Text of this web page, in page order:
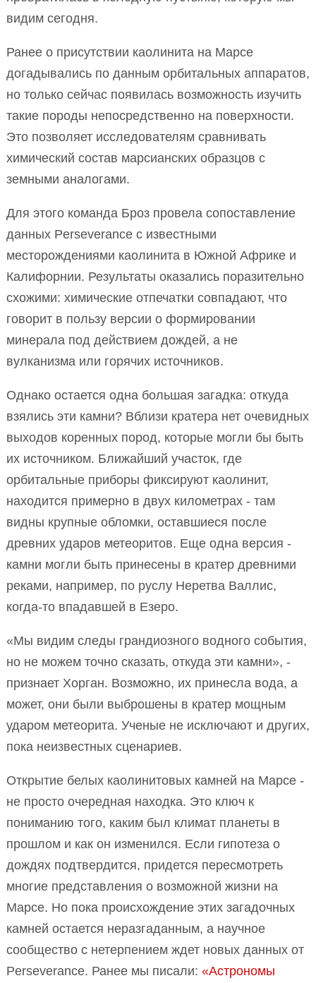
видим сегодня.
Ранее о присутствии каолинита на Марсе
догадывались по данным орбитальных аппаратов,
но только сейчас появилась возможность изучить
такие породы непосредственно на поверхности.
Это позволяет исследователям сравнивать
химический состав марсианских образцов с
земными аналогами.
Для этого команда Броз провела сопоставление
данных Perseverance с известными
месторождениями каолинита в Южной Африке и
Калифорнии. Результаты оказались поразительно
схожими: химические отпечатки совпадают, что
говорит в пользу версии о формировании
минерала под действием дождей, а не
вулканизма или горячих источников.
Однако остается одна большая загадка: откуда
взялись эти камни? Вблизи кратера нет очевидных
выходов коренных пород, которые могли бы быть
их источником. Ближайший участок, где
орбитальные приборы фиксируют каолинит,
находится примерно в двух километрах - там
видны крупные обломки, оставшиеся после
древних ударов метеоритов. Еще одна версия -
камни могли быть принесены в кратер древними
реками, например, по руслу Неретва Валлис,
когда-то впадавшей в Езеро.
«Мы видим следы грандиозного водного события,
но не можем точно сказать, откуда эти камни», -
признает Хорган. Возможно, их принесла вода, а
может, они были выброшены в кратер мощным
ударом метеорита. Ученые не исключают и других,
пока неизвестных сценариев.
Открытие белых каолинитовых камней на Марсе -
не просто очередная находка. Это ключ к
пониманию того, каким был климат планеты в
прошлом и как он изменился. Если гипотеза о
дождях подтвердится, придется пересмотреть
многие представления о возможной жизни на
Марсе. Но пока происхождение этих загадочных
камней остается неразгаданным, а научное
сообщество с нетерпением ждет новых данных от
Perseverance. Ранее мы писали: «Астрономы